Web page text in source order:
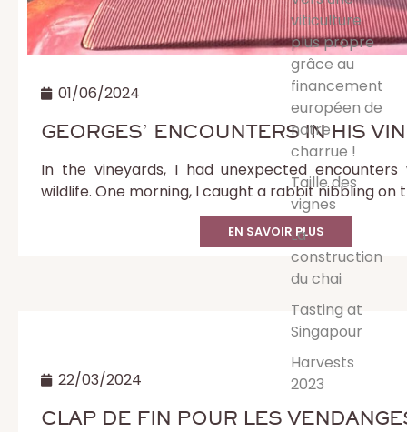
01/06/2024
GEORGES’ ENCOUNTERS IN HIS
In the vineyards, I had unexpected
wildlife. One morning, I caught a rabbit nibbling on
EN SAVOIR PLUS
22/03/2024
CLAP DE FIN POUR LES
viticulture
plus propre
grâce au
financement
européen de
notre
charrue !
Taille des
vignes
La
construction
du chai
Tasting at
Singapour
Harvests
2023